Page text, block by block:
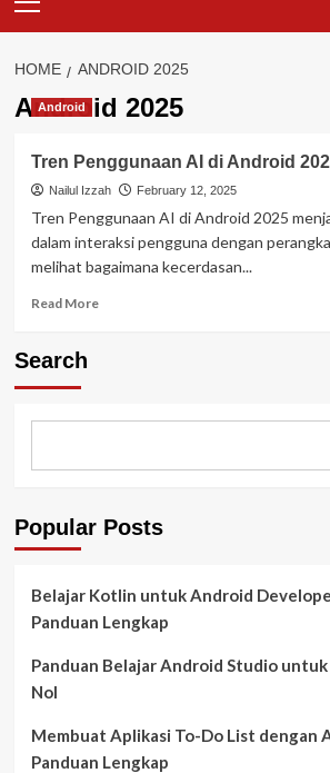
Menu
HOME ANDROID 2025
Android 2025
Android
Tren Penggunaan AI di Android
Nailul Izzah February 12, 2025
Tren Penggunaan AI di Android 2025
dalam interaksi pengguna dengan
melihat bagaimana kecerdasan...
Read MoreRead
di
2025
Search
Popular Posts
Belajar Kotlin untuk Android
Panduan Lengkap
Panduan Belajar Android Studio
Nol
Membuat Aplikasi To-Do List dengan
Panduan Lengkap